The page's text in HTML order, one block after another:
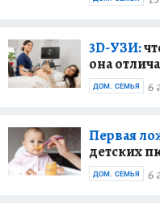
3D-УЗИ:
она
6
ДОМ. СЕМЬЯ
Первая
детских
6
ДОМ. СЕМЬЯ